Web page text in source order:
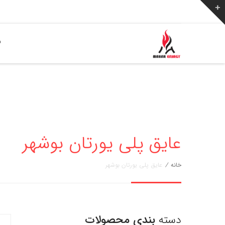
عایق پلی یورتان بوشهر
خانه / عایق پلی یورتان بوشهر
دسته بندی محصولات